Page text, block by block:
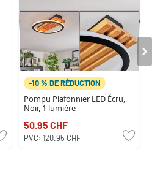
-10 % DE RÉDUCTION
Pompu Plafonnier LED Écru,
Noir, 1 lumière
50.95 CHF
PVC:120.95 CHF